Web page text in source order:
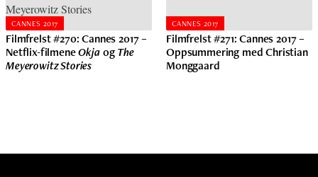
CANNES 2017
Filmfrelst #270: Cannes 2017 –
Netflix-filmeneOkjaogThe
Meyerowitz Stories
CANNES 2017
Filmfrelst #271: Cannes 2017 –
Oppsummering med Christian
Monggaard